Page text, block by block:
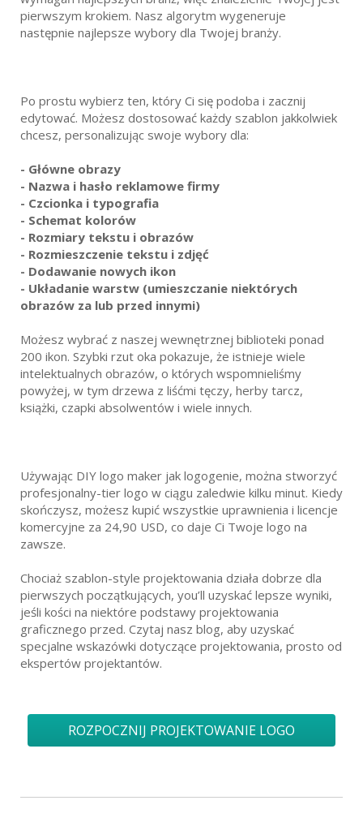
pierwszym krokiem. Nasz algorytm wygeneruje
następnie najlepsze wybory dla Twojej branży.
Po prostu wybierz ten, który Ci się podoba i zacznij
edytować. Możesz dostosować każdy szablon jakkolwiek
chcesz, personalizując swoje wybory dla:
- Główne obrazy
- Nazwa i hasło reklamowe firmy
- Czcionka i typografia
- Schemat kolorów
- Rozmiary tekstu i obrazów
- Rozmieszczenie tekstu i zdjęć
- Dodawanie nowych ikon
- Układanie warstw (umieszczanie niektórych
obrazów za lub przed innymi)
Możesz wybrać z naszej wewnętrznej biblioteki ponad
200 ikon. Szybki rzut oka pokazuje, że istnieje wiele
intelektualnych obrazów, o których wspomnieliśmy
powyżej, w tym drzewa z liśćmi tęczy, herby tarcz,
książki, czapki absolwentów i wiele innych.
Używając DIY logo maker jak logogenie, można stworzyć
profesjonalny-tier logo w ciągu zaledwie kilku minut. Kiedy
skończysz, możesz kupić wszystkie uprawnienia i licencje
komercyjne za 24,90 USD, co daje Ci Twoje logo na
zawsze.
Chociaż szablon-style projektowania działa dobrze dla
pierwszych początkujących, you’ll uzyskać lepsze wyniki,
jeśli kości na niektóre podstawy projektowania
graficznego przed. Czytaj nasz blog, aby uzyskać
specjalne wskazówki dotyczące projektowania, prosto od
ekspertów projektantów.
ROZPOCZNIJ PROJEKTOWANIE LOGO